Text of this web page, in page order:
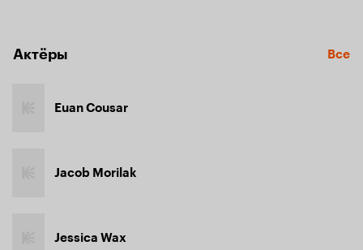
Актёры Все
Euan Cousar
Jacob Morilak
Jessica Wax